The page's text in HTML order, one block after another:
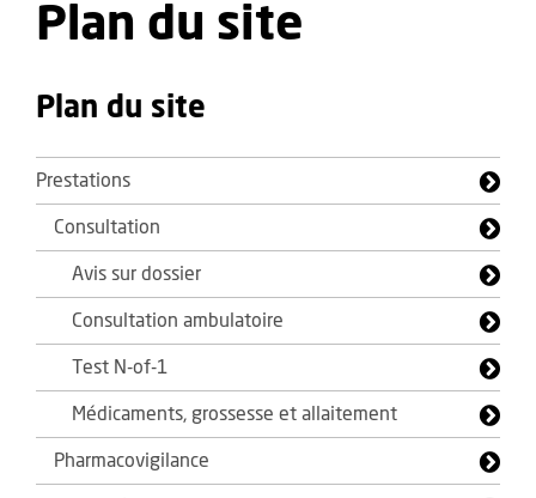
Plan du site
Plan du site
Prestations
Consultation
Avis sur dossier
Consultation ambulatoire
Test N-of-1
Médicaments, grossesse et allaitement
Pharmacovigilance